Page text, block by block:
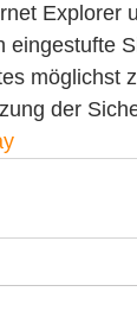
Explorer
eingestufte
möglichst
der